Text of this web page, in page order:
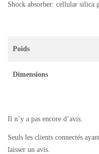
Shock absorber: cellular silica
Poids
Dimensions
Il n’y a pas encore d’avis.
Seuls les clients connectés
laisser un avis.